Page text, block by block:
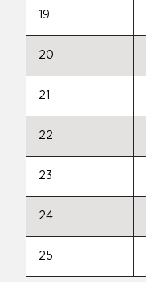
19
20
21
22
23
24
25